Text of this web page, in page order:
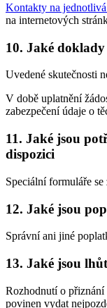
Kontakty na
na internetových
10. Jaké
Uvedené skutečnosti
V době uplatnění
zabezpečení údaje o
11. Jaké jsou
dispozici
Speciální formuláře
12. Jaké jsou
Správní ani jiné
13. Jaké jsou
Rozhodnutí o přiznání
povinen vydat